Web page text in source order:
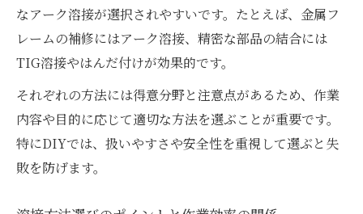
なアーク溶接が選択されやすいです。たとえば、金属フ
レームの補修にはアーク溶接、精密な部品の結合には
TIG溶接やはんだ付けが効果的です。
それぞれの方法には得意分野と注意点があるため、作業
内容や目的に応じて適切な方法を選ぶことが重要です。
特にDIYでは、扱いやすさや安全性を重視して選ぶと失
敗を防げます。